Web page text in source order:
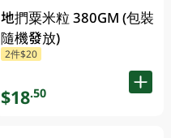
地捫粟米粒 380GM (包裝
隨機發放)
2件$20
$18.50